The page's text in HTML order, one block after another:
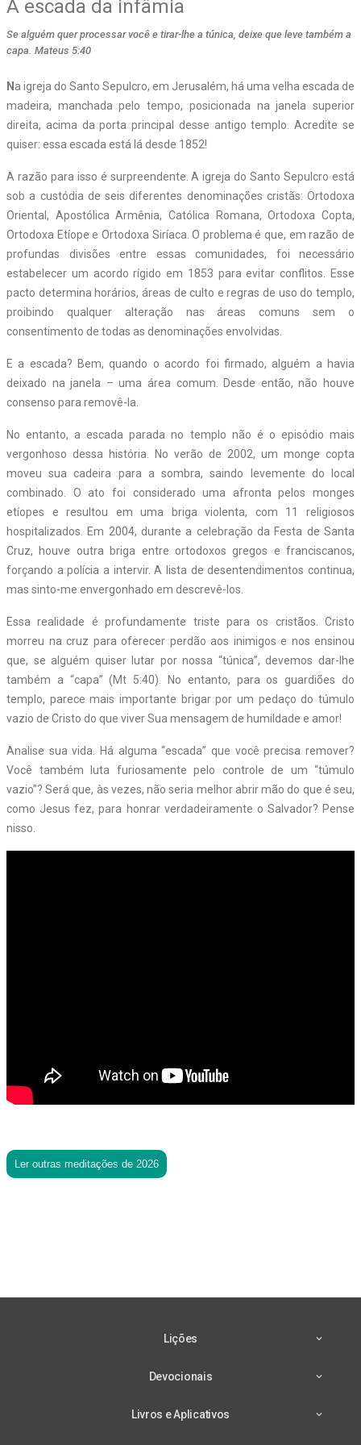
A escada da infâmia
Se alguém quer processar você e tirar-lhe a túnica, deixe que leve também a
capa. Mateus 5:40
Na igreja do Santo Sepulcro, em Jerusalém, há uma velha escada de
madeira, manchada pelo tempo, posicionada na janela superior
direita, acima da porta principal desse antigo templo. Acredite se
quiser: essa escada está lá desde 1852!
A razão para isso é surpreendente. A igreja do Santo Sepulcro está
sob a custódia de seis diferentes denominações cristãs: Ortodoxa
Oriental, Apostólica Armênia, Católica Romana, Ortodoxa Copta,
Ortodoxa Etíope e Ortodoxa Siríaca. O problema é que, em razão de
profundas divisões entre essas comunidades, foi necessário
estabelecer um acordo rígido em 1853 para evitar conflitos. Esse
pacto determina horários, áreas de culto e regras de uso do templo,
proibindo qualquer alteração nas áreas comuns sem o
consentimento de todas as denominações envolvidas.
E a escada? Bem, quando o acordo foi firmado, alguém a havia
deixado na janela – uma área comum. Desde então, não houve
consenso para removê-la.
No entanto, a escada parada no templo não é o episódio mais
vergonhoso dessa história. No verão de 2002, um monge copta
moveu sua cadeira para a sombra, saindo levemente do local
combinado. O ato foi considerado uma afronta pelos monges
etíopes e resultou em uma briga violenta, com 11 religiosos
hospitalizados. Em 2004, durante a celebração da Festa de Santa
Cruz, houve outra briga entre ortodoxos gregos e franciscanos,
forçando a polícia a intervir. A lista de desentendimentos continua,
mas sinto-me envergonhado em descrevê-los.
Essa realidade é profundamente triste para os cristãos. Cristo
morreu na cruz para oferecer perdão aos inimigos e nos ensinou
que, se alguém quiser lutar por nossa “túnica”, devemos dar-lhe
também a “capa” (Mt 5:40). No entanto, para os guardiões do
templo, parece mais importante brigar por um pedaço do túmulo
vazio de Cristo do que viver Sua mensagem de humildade e amor!
Analise sua vida. Há alguma “escada” que você precisa remover?
Você também luta furiosamente pelo controle de um “túmulo
vazio”? Será que, às vezes, não seria melhor abrir mão do que é seu,
como Jesus fez, para honrar verdadeiramente o Salvador? Pense
nisso.
Ler outras meditações de 2026
Lições
Devocionais
Livros e Aplicativos